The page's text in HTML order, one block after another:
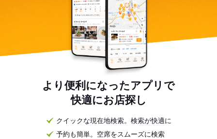
より便利になったアプリで
快適にお店探し
クイックな現在地検索。検索が快適に
予約も簡単。空席をスムーズに検索